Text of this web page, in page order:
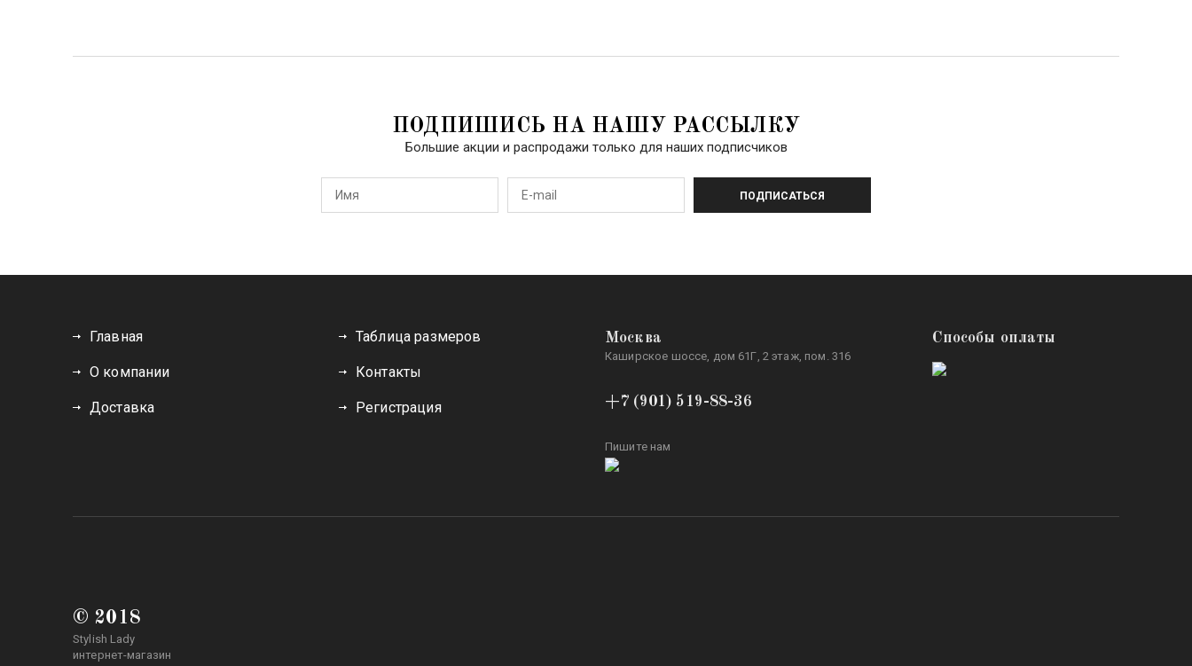
ПОДПИШИСЬ НА НАШУ РАССЫЛКУ
Большие акции и распродажи только для наших подписчиков
ПОДПИСАТЬСЯ
Главная
О компании
Доставка
Таблица размеров
Контакты
Регистрация
Москва
Каширское шоссе, дом 61Г, 2 этаж, пом. 316
+7 (901) 519-88-36
Пишите нам
Способы оплаты
© 2018
Stylish Lady
интернет-магазин